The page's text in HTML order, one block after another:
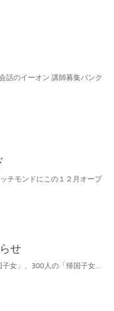
話のイーオン 講師募集バンク
チモンドにこの１２月オープ
せ
女」、300人の「帰国子女...